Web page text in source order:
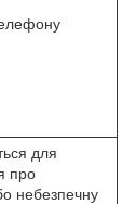
для
про
небезпечну